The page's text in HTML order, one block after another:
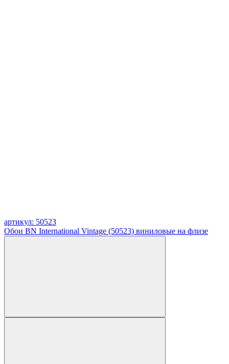
артикул: 50523
Обои BN International Vintage (50523) виниловые на флизе